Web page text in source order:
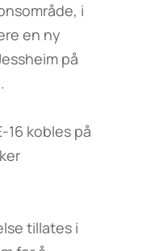
i
en ny
på
16 kobles på
tillates i